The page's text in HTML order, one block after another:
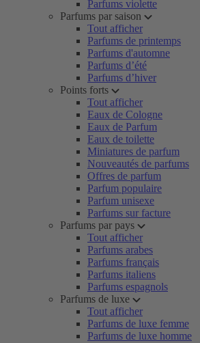
Parfums violette
Parfums par saison
Tout afficher
Parfums de printemps
Parfums d'automne
Parfums d’été
Parfums d’hiver
Points forts
Tout afficher
Eaux de Cologne
Eaux de Parfum
Eaux de toilette
Miniatures de parfum
Nouveautés de parfums
Offres de parfum
Parfum populaire
Parfum unisexe
Parfums sur facture
Parfums par pays
Tout afficher
Parfums arabes
Parfums français
Parfums italiens
Parfums espagnols
Parfums de luxe
Tout afficher
Parfums de luxe femme
Parfums de luxe homme